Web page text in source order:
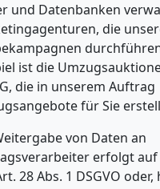
und Datenbanken
die
ist die
die in unserem Auftrag
für Sie
von Daten an
erfolgt
28 Abs. 1 DSGVO